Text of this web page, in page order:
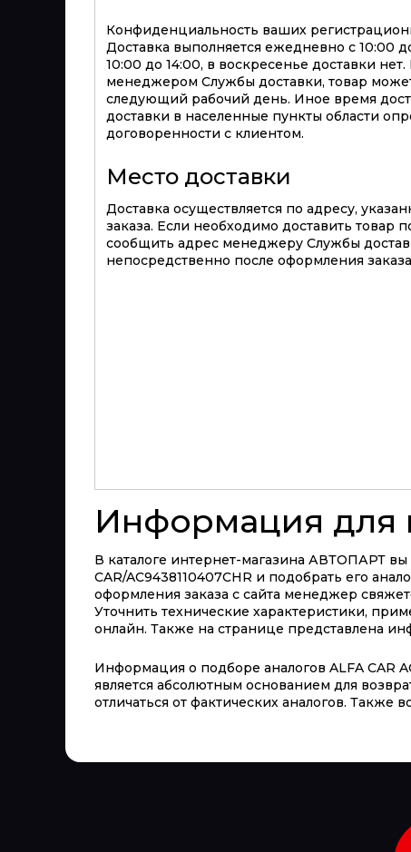
Конфиденциальность ваших
Доставка выполняется ежедневно с 10:00
10:00 до 14:00, в воскресенье доставки
менеджером Службы доставки, товар
следующий рабочий день. Иное время
доставки в населенные пункты области
договоренности с клиентом.
Место доставки
Доставка осуществляется по адресу,
заказа. Если необходимо доставить товар
сообщить адрес менеджеру Службы
непосредственно после оформления
Информация для
В каталоге интернет-магазина АВТОПАРТ
CAR/AC9438110407CHR и подобрать его
оформления заказа с сайта менеджер
Уточнить технические характеристики,
онлайн. Также на странице представлена
Информация о подборе аналогов ALFA CAR
является абсолютным основанием для
отличаться от фактических аналогов.